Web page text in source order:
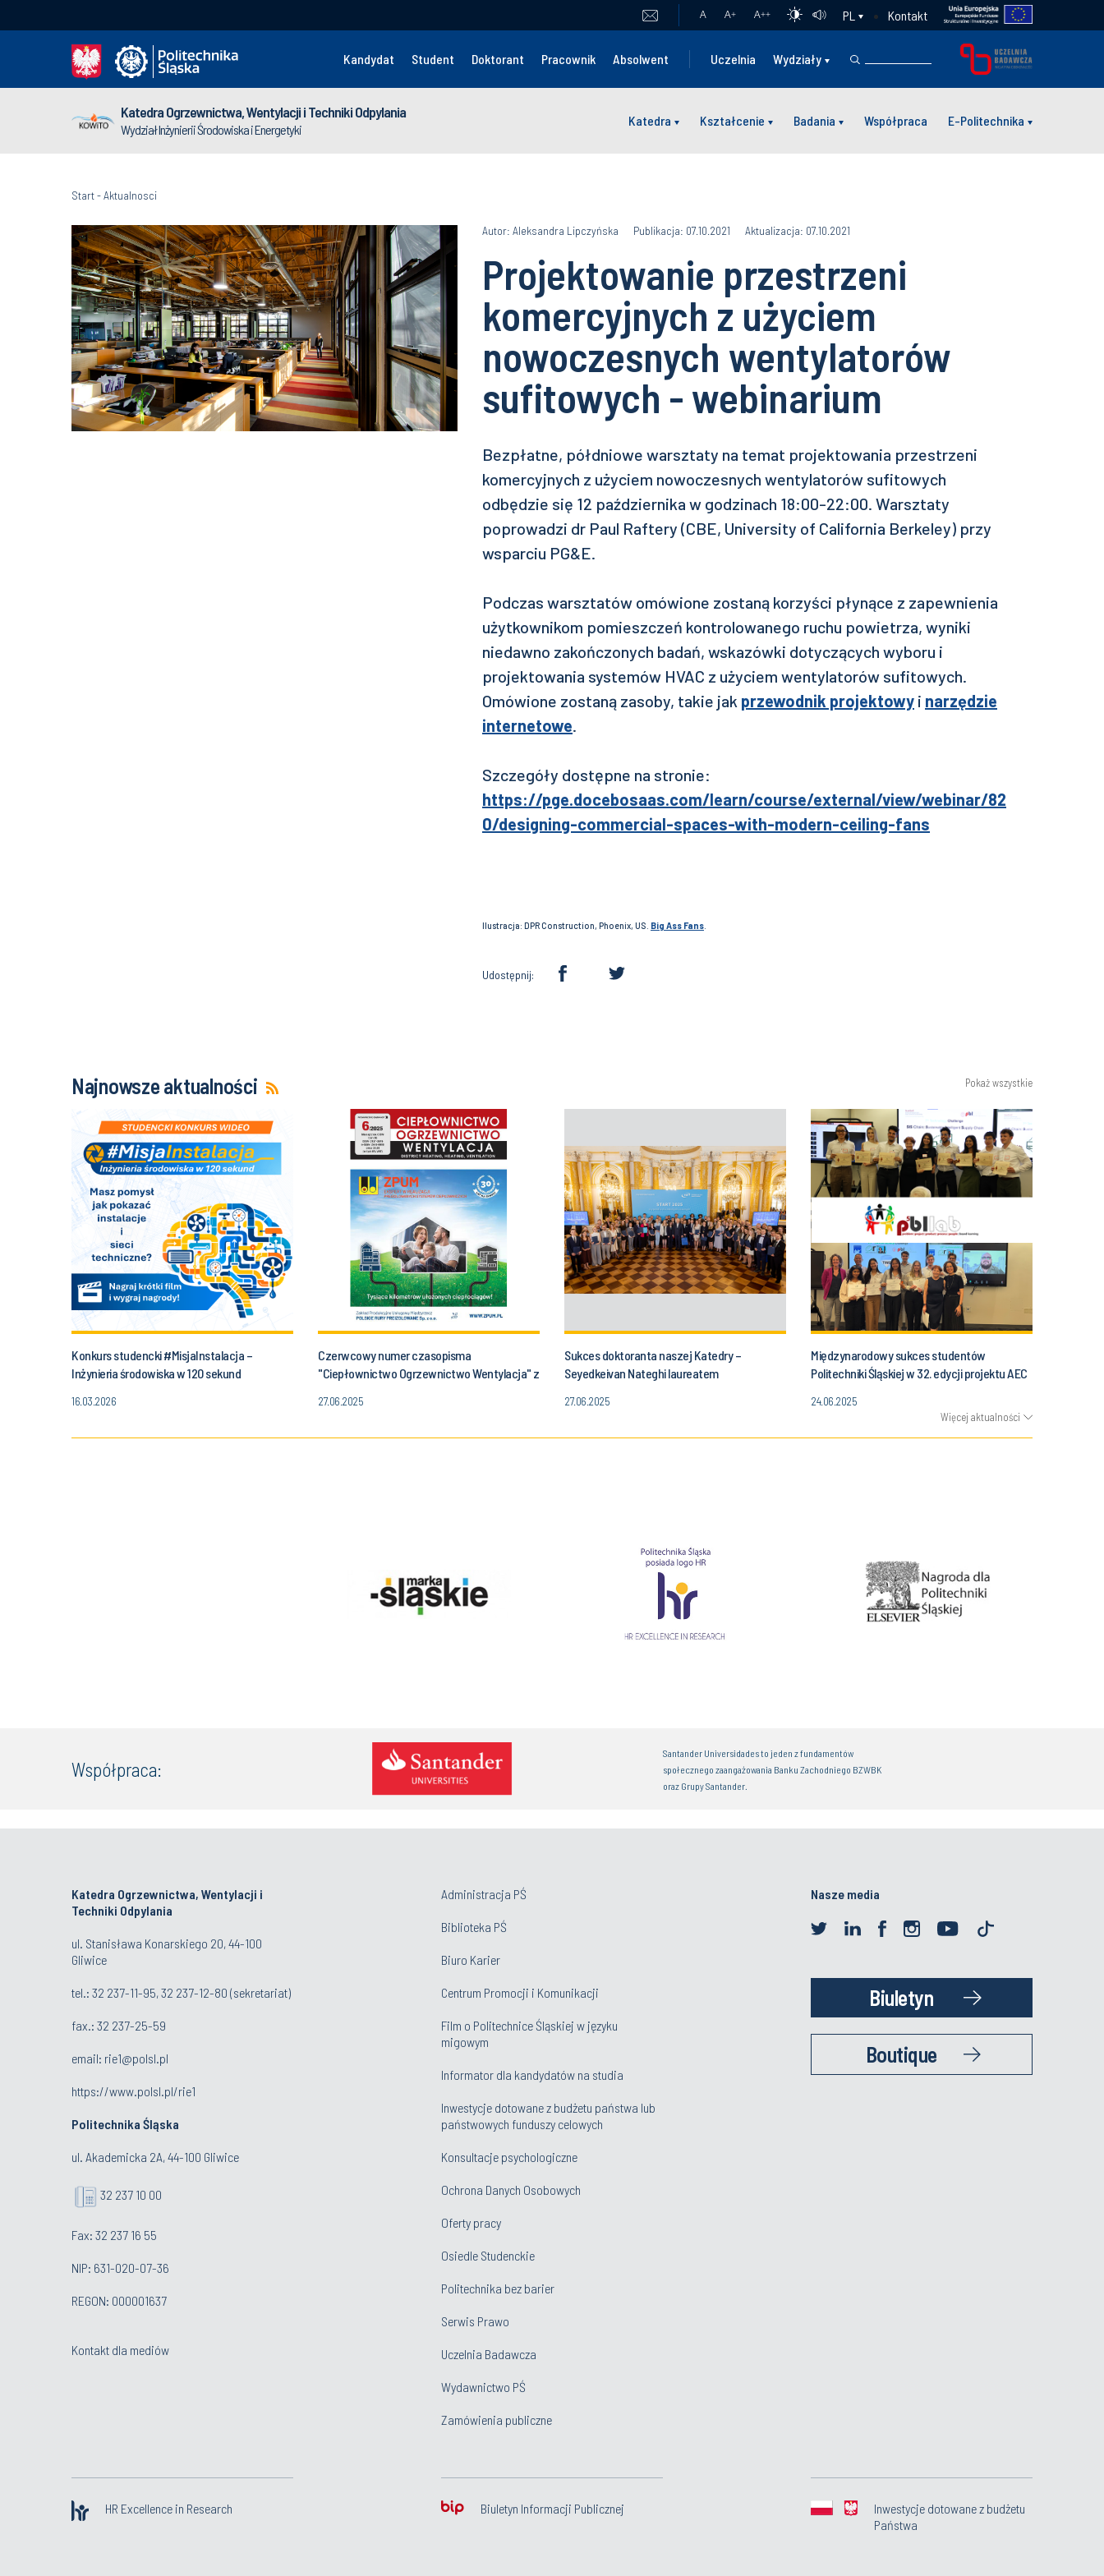
A A+ A++ PL Kontakt
Kandydat Student Doktorant Pracownik Absolwent Uczelnia Wydziały
Katedra Ogrzewnictwa, Wentylacji i Techniki Odpylania
Wydział Inżynierii Środowiska i Energetyki
Katedra Kształcenie Badania Współpraca E-Politechnika
Start-Aktualnosci
Autor: Aleksandra Lipczyńska Publikacja: 07.10.2021 Aktualizacja: 07.10.2021
Projektowanie przestrzeni
komercyjnych z użyciem
nowoczesnych wentylatorów
sufitowych - webinarium
Bezpłatne, półdniowe warsztaty na temat projektowania przestrzeni
komercyjnych z użyciem nowoczesnych wentylatorów sufitowych
odbędzie się 12 października w godzinach 18:00-22:00. Warsztaty
poprowadzi dr Paul Raftery (CBE, University of California Berkeley) przy
wsparciu PG&E.
Podczas warsztatów omówione zostaną korzyści płynące z zapewnienia
użytkownikom pomieszczeń kontrolowanego ruchu powietrza, wyniki
niedawno zakończonych badań, wskazówki dotyczących wyboru i
projektowania systemów HVAC z użyciem wentylatorów sufitowych.
Omówione zostaną zasoby, takie jak przewodnik projektowy i narzędzie
internetowe.
Szczegóły dostępne na stronie:
https://pge.docebosaas.com/learn/course/external/view/webinar/82
0/designing-commercial-spaces-with-modern-ceiling-fans
Ilustracja: DPR Construction, Phoenix, US. Big Ass Fans
Udostępnij:
Najnowsze aktualności Pokaż wszystkie
Konkurs studencki #MisjaInstalacja –
Inżynieria środowiska w 120 sekund
16.03.2026
Czerwcowy numer czasopisma
"Ciepłownictwo Ogrzewnictwo Wentylacja" z
27.06.2025
Sukces doktoranta naszej Katedry –
Seyedkeivan Nateghi laureatem
27.06.2025
Międzynarodowy sukces studentów
Politechniki Śląskiej w 32. edycji projektu AEC
24.06.2025
Więcej aktualności
Współpraca:
Santander Universidades to jeden z fundamentów
społecznego zaangażowania Banku Zachodniego BZWBK
oraz Grupy Santander.
Katedra Ogrzewnictwa, Wentylacji i
Techniki Odpylania
ul. Stanisława Konarskiego 20, 44-100
Gliwice
tel.: 32 237-11-95,32 237-12-80 (sekretariat)
fax.: 32 237-25-59
email: rie1@polsl.pl
https://www.polsl.pl/rie1
Politechnika Śląska
ul. Akademicka 2A, 44-100 Gliwice
32 237 10 00
Fax: 32 237 16 55
NIP: 631-020-07-36
REGON: 000001637
Kontakt dla mediów
Administracja PŚ
Biblioteka PŚ
Biuro Karier
Centrum Promocji i Komunikacji
Film o Politechnice Śląskiej w języku
migowym
Informator dla kandydatów na studia
Inwestycje dotowane z budżetu państwa lub
państwowych funduszy celowych
Konsultacje psychologiczne
Ochrona Danych Osobowych
Oferty pracy
Osiedle Studenckie
Politechnika bez barier
Serwis Prawo
Uczelnia Badawcza
Wydawnictwo PŚ
Zamówienia publiczne
Nasze media
Biuletyn
Boutique
HR Excellence in Research Biuletyn Informacji Publicznej
Inwestycje dotowane z budżetu
Państwa